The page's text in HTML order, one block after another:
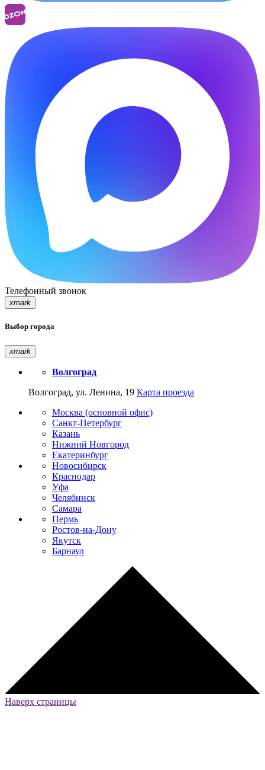
Телефонный звонок
xmark
Выбор города
xmark
Волгоград
Волгоград, ул. Ленина, 19 Карта проезда
Москва (основной офис)
Санкт-Петербург
Казань
Нижний Новгород
Екатеринбург
Новосибирск
Краснодар
Уфа
Челябинск
Самара
Пермь
Ростов-на-Дону
Якутск
Барнаул
Наверх страницы